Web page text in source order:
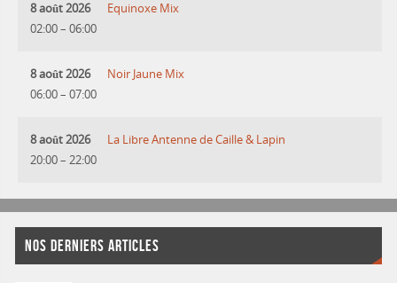
8 août 2026
02:00– 06:00
Equinoxe Mix
8 août 2026
06:00– 07:00
Noir Jaune Mix
8 août 2026
20:00– 22:00
La Libre Antenne de Caille & Lapin
NOS DERNIERS ARTICLES